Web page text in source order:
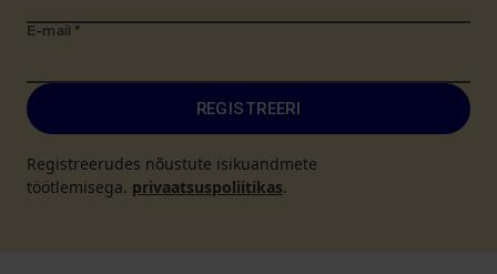
E-mail *
REGISTREERI
Registreerudes nõustute isikuandmete
töötlemisega. privaatsuspoliitikas.